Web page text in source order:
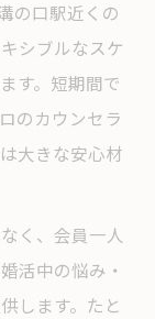
の口駅近くの
シブルなスケ
す。短期間で
のカウンセラ
大きな安心材
く、会員一人
活中の悩み・
します。たと